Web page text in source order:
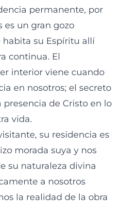
permanente, por
es un gran gozo
su Espíritu allí
continua. El
interior viene cuando
en nosotros; el secreto
presencia de Cristo en lo
vida.
su residencia es
morada suya y nos
su naturaleza divina
a nosotros
la realidad de la obra